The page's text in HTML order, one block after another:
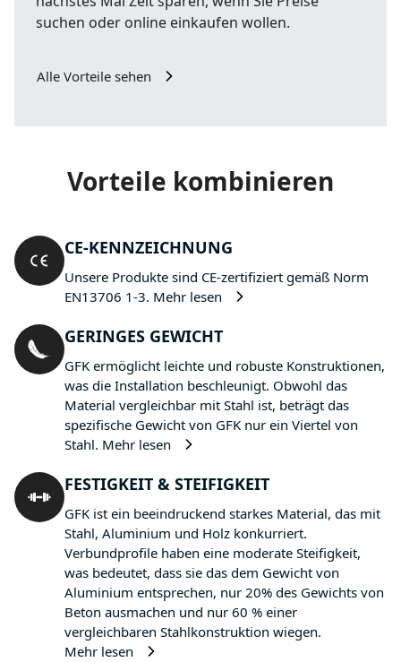
suchen oder online einkaufen wollen.
Alle Vorteile sehen
Vorteile kombinieren
CE-KENNZEICHNUNG
Unsere Produkte sind CE-zertifiziert gemäß Norm
EN13706 1-3. Mehr lesen
GERINGES GEWICHT
GFK ermöglicht leichte und robuste Konstruktionen,
was die Installation beschleunigt. Obwohl das
Material vergleichbar mit Stahl ist, beträgt das
spezifische Gewicht von GFK nur ein Viertel von
Stahl. Mehr lesen
FESTIGKEIT & STEIFIGKEIT
GFK ist ein beeindruckend starkes Material, das mit
Stahl, Aluminium und Holz konkurriert.
Verbundprofile haben eine moderate Steifigkeit,
was bedeutet, dass sie das dem Gewicht von
Aluminium entsprechen, nur 20% des Gewichts von
Beton ausmachen und nur 60 % einer
vergleichbaren Stahlkonstruktion wiegen.
Mehr lesen